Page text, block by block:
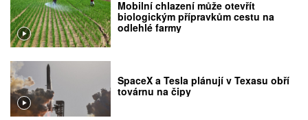
Mobilní chlazení může otevřít
biologickým přípravkům cestu na
odlehlé farmy
SpaceX a Tesla plánují v Texasu obří
továrnu na čipy